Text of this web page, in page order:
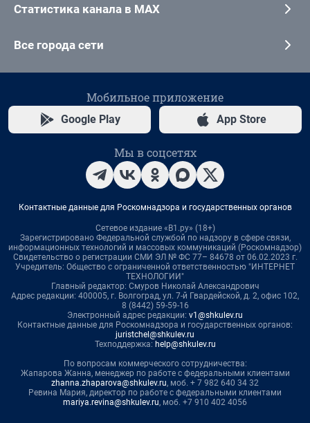
Статистика канала в MAX
Все города сети
Мобильное приложение
Google Play App Store
Мы в соцсетях
Контактные данные для Роскомнадзора и государственных органов
Сетевое издание «В1.ру» (18+)
Зарегистрировано Федеральной службой по надзору в сфере связи,
информационных технологий и массовых коммуникаций (Роскомнадзор)
Свидетельство о регистрации СМИ ЭЛ № ФС 77– 84678 от 06.02.2023 г.
Учредитель: Общество с ограниченной ответственностью "ИНТЕРНЕТ
ТЕХНОЛОГИИ"
Главный редактор: Смуров Николай Александрович
Адрес редакции: 400005, г. Волгоград, ул. 7-й Гвардейской, д. 2, офис 102,
8 (8442) 59-59-16
Электронный адрес редакции: v1@shkulev.ru
Контактные данные для Роскомнадзора и государственных органов:
juristchel@shkulev.ru
Техподдержка: help@shkulev.ru
По вопросам коммерческого сотрудничества:
Жапарова Жанна, менеджер по работе с федеральными клиентами
zhanna.zhaparova@shkulev.ru, моб. + 7 982 640 34 32
Ревина Мария, директор по работе с федеральными клиентами
mariya.revina@shkulev.ru, моб. +7 910 402 4056